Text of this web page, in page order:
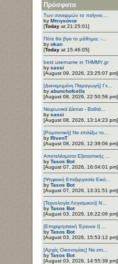
Πρόσφατα
Των συνειρμών το παίγνιο....
by Μπιγκόνια
[Today at 21:25:01]
Πότε θα βγει το μάθημα; -...
by okan
[Today at 15:46:05]
best username in THMMY.gr
by sassi
[August 09, 2026, 23:25:07 pm]
[Διανεμημένη Παραγωγή] Γε...
by abunchofcells
[August 08, 2026, 22:50:58 pm]
Νευρωνικά Δίκτυα - Βαθιά...
by sassi
[August 08, 2026, 13:14:23 pm]
[Ρομποτική] Να επιλέξω το...
by RivenT
[August 08, 2026, 12:39:06 pm]
Αποτελέσματα Εξεταστικής ...
by Tasos Bot
[August 07, 2026, 16:04:01 pm]
[Ψηφιακή Επεξεργασία Εικό...
by Tasos Bot
[August 07, 2026, 13:31:51 pm]
[Τεχνολογία Λογισμικού] Ν...
by Tasos Bot
[August 03, 2026, 16:22:06 pm]
[Επιχειρησιακή Έρευνα Ι] ...
by Tasos Bot
[August 03, 2026, 15:53:12 pm]
[Αρχές Οικονομίας] Να επι...
by Tasos Bot
[August 03, 2026, 14:55:39 pm]